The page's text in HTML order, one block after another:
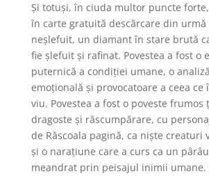
Și totuși, în ciuda multor puncte
în carte gratuită descărcare din
neșlefuit, un diamant în stare brută
fie șlefuit și rafinat. Povestea a fost o
puternică a condiției umane, o
emoțională și provocatoare a ceea ce
viu. Povestea a fost o poveste frumos
dragoste și răscumpărare, cu
de Răscoala pagină, ca niște creaturi
și o narațiune care a curs ca un
meandrat prin peisajul inimii umane.